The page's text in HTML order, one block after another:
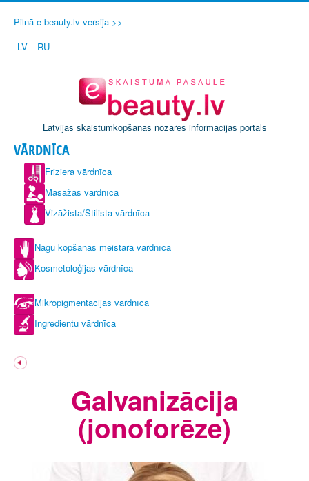
Pilnā e-beauty.lv versija >>
LV
RU
Latvijas skaistumkopšanas nozares informācijas portāls
VĀRDNĪCA
Friziera vārdnīca
Masāžas vārdnīca
Vizāžista/Stilista vārdnīca
Nagu kopšanas meistara vārdnīca
Kosmetoloģijas vārdnīca
Mikropigmentācijas vārdnīca
Ingredientu vārdnīca
Galvanizācija
(jonoforēze)